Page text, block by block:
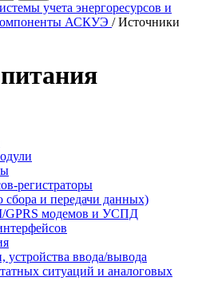
учета энергоресурсов и
АСКУЭ /Источники
регистраторы
и передачи данных)
GPRS модемов и УСПД
устройства ввода/вывода
ситуаций и аналоговых